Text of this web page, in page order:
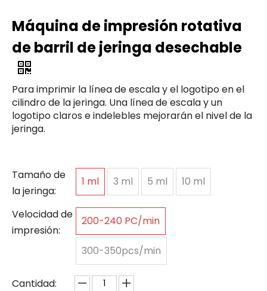
Máquina de impresión rotativa
de barril de jeringa desechable
Para imprimir la línea de escala y el logotipo en el
cilindro de la jeringa. Una línea de escala y un
logotipo claros e indelebles mejorarán el nivel de la
jeringa.
Tamaño de
la jeringa:
1 ml 3 ml 5 ml 10 ml
Velocidad de
impresión:
200-240 PC/min
300-350pcs/min
Cantidad: